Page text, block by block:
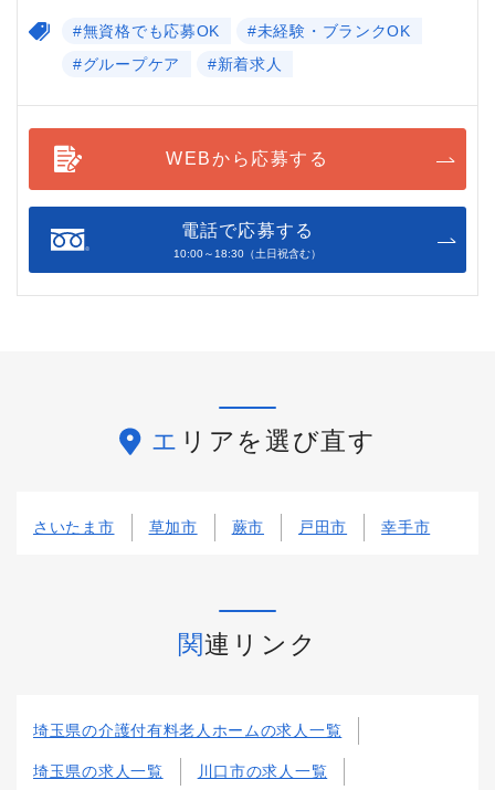
#無資格でも応募OK
#未経験・ブランクOK
#グループケア
#新着求人
WEBから応募する
電話で応募する
10:00～18:30（土日祝含む）
エリアを選び直す
さいたま市 草加市 蕨市 戸田市 幸手市
関連リンク
埼玉県の介護付有料老人ホームの求人一覧
埼玉県の求人一覧 川口市の求人一覧